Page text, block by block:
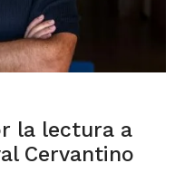
la lectura a
Cervantino